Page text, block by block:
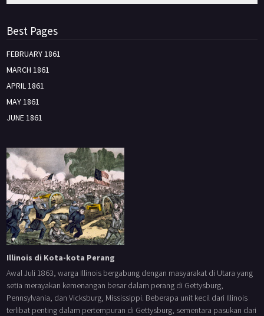
Best Pages
FEBRUARY 1861
MARCH 1861
APRIL 1861
MAY 1861
JUNE 1861
Illinois di Kota-kota Perang
Awal Juli 1863, warga Illinois bergabung dengan masyarakat di Utara yang
setia merayakan kemenangan besar dalam perang di Gettysburg,
Pennsylvania, dan Vicksburg, Mississippi. Beberapa unit kecil dari Illinois
terlibat penting dalam pertempuran di Gettysburg, sementara pasukan dari